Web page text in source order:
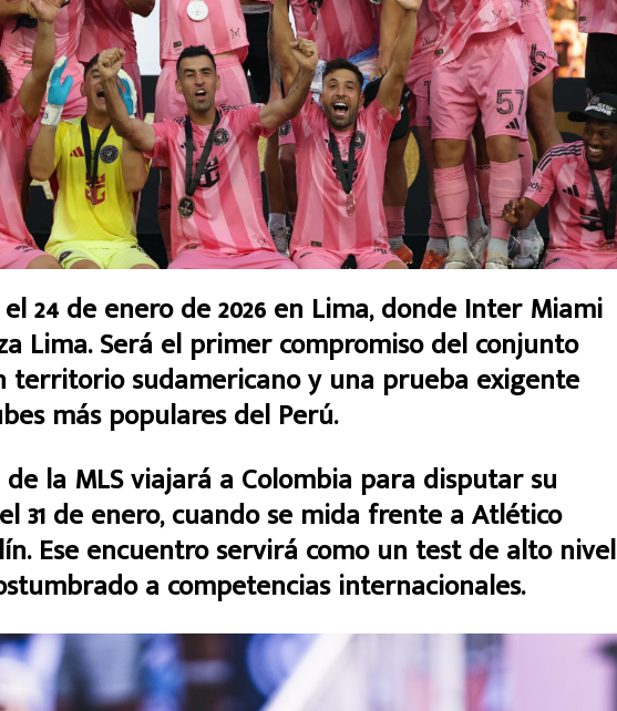
24 de enero de 2026 en Lima, donde Inter Miami
Lima. Será el primer compromiso del conjunto
territorio sudamericano y una prueba exigente
más populares del Perú.
la MLS viajará a Colombia para disputar su
31 de enero, cuando se mida frente a Atlético
Ese encuentro servirá como un test de alto nivel
a competencias internacionales.